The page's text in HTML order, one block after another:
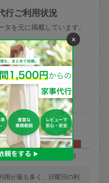
日キャンセル＝依頼
全額
日午前9時開始の場
降はキャンセル料が
まで＝依頼料金の
時まで＝依頼金額の
＝依頼金額の100%
日キャンセル＝依頼
全額
の対象外となるので
照ください：初めて
なくてはいけない点
行ご利用状況
を元に掲載しています。
曜日は？
木 金 日
用が最も多く、日曜日の利
×